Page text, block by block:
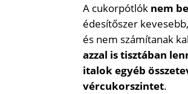
A cukorpótlók nem
édesítőszer
és nem számítanak
azzal is tisztában
italok egyéb
vércukorszintet.